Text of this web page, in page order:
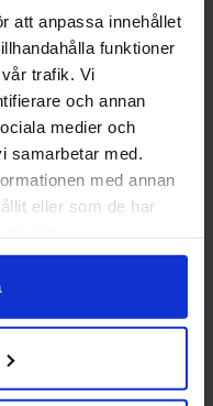
att anpassa innehållet
funktioner
trafik. Vi
och annan
medier och
samarbetar med.
med annan
eller som de har